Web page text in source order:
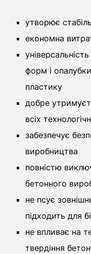
утворює
економна
форм і
пластику
добре
всіх
забезпечує
виробництва
повністю
бетонного
не псує
підходить для
не впливає на
твердіння